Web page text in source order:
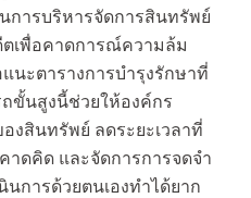
การบริหารจัดการสินทรัพย์
ตเพื่อคาดการณ์ความล้ม
นะตารางการบำรุงรักษาที่
ขั้นสูงนี้ช่วยให้องค์กร
งสินทรัพย์ ลดระยะเวลาที่
ดคิด และจัดการการจดจำ
การด้วยตนเองทำได้ยาก